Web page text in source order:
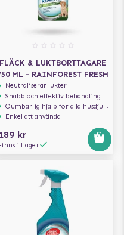
FLÄCK & LUKTBORTTAGARE
ML - RAINFOREST FRESH
Neutraliserar lukter
Snabb och effektiv behandling
Oumbärlig hjälp för alla husdjursägare
Enkel att använda
189 kr
Finns i Lager